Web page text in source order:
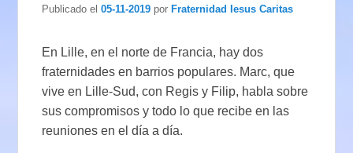
Publicado el 05-11-2019 porFraternidad Iesus Caritas
En Lille, en el norte de Francia, hay dos
fraternidades en barrios populares. Marc, que
vive en Lille-Sud, con Regis y Filip, habla sobre
sus compromisos y todo lo que recibe en las
reuniones en el día a día.